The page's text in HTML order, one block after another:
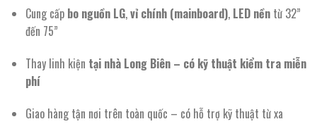
Cung cấp bo nguồn LG,vỉ chính (mainboard), LED nềntừ 32”
đến 75”
Thay linh kiện tại nhà Long Biên – có kỹ thuật kiểm tra miễn
phí
Giao hàng tận nơi trên toàn quốc – có hỗ trợ kỹ thuật từ xa